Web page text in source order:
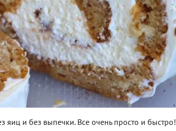
яиц и без выпечки. Все очень просто и быстро!